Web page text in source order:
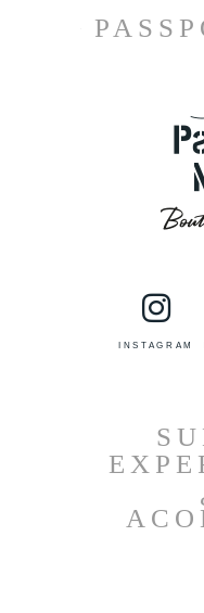
INSTAGRAM